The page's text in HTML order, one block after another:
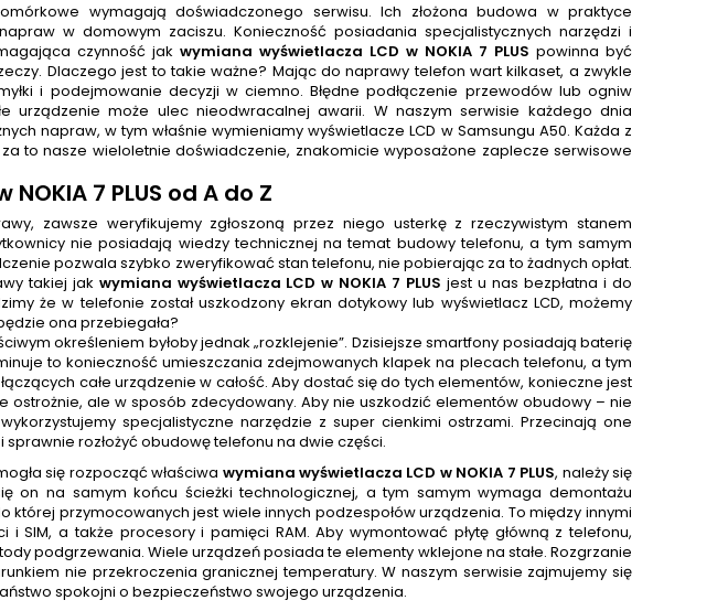
wymagają doświadczonego serwisu. Ich złożona budowa w praktyce
w domowym zaciszu. Konieczność posiadania specjalistycznych narzędzi i
czynność jak wymiana wyświetlacza LCD w NOKIA 7 PLUS powinna być
Dlaczego jest to takie ważne? Mając do naprawy telefon wart kilkaset, a zwykle
i podejmowanie decyzji w ciemno. Błędne podłączenie przewodów lub ogniw
urządzenie może ulec nieodwracalnej awarii. W naszym serwisie każdego dnia
napraw, w tym właśnie wymieniamy wyświetlacze LCD w Samsungu A50. Każda z
to nasze wieloletnie doświadczenie, znakomicie wyposażone zaplecze serwisowe
7 PLUS od A do Z
zawsze weryfikujemy zgłoszoną przez niego usterkę z rzeczywistym stanem
nie posiadają wiedzy technicznej na temat budowy telefonu, a tym samym
pozwala szybko zweryfikować stan telefonu, nie pobierając za to żadnych opłat.
takiej jak wymiana wyświetlacza LCD w NOKIA 7 PLUS jest u nas bezpłatna i do
że w telefonie został uszkodzony ekran dotykowy lub wyświetlacz LCD, możemy
ona przebiegała?
określeniem byłoby jednak „rozklejenie”. Dzisiejsze smartfony posiadają baterię
to konieczność umieszczania zdejmowanych klapek na plecach telefonu, a tym
całe urządzenie w całość. Aby dostać się do tych elementów, konieczne jest
ostrożnie, ale w sposób zdecydowany. Aby nie uszkodzić elementów obudowy – nie
specjalistyczne narzędzie z super cienkimi ostrzami. Przecinają one
rozłożyć obudowę telefonu na dwie części.
się rozpocząć właściwa wymiana wyświetlacza LCD w NOKIA 7 PLUS, należy się
on na samym końcu ścieżki technologicznej, a tym samym wymaga demontażu
której przymocowanych jest wiele innych podzespołów urządzenia. To między innymi
i SIM, a także procesory i pamięci RAM. Aby wymontować płytę główną z telefonu,
podgrzewania. Wiele urządzeń posiada te elementy wklejone na stałe. Rozgrzanie
nie przekroczenia granicznej temperatury. W naszym serwisie zajmujemy się
spokojni o bezpieczeństwo swojego urządzenia.